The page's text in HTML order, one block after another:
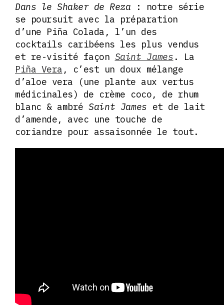
Dans le Shaker de Reza : notre série
se poursuit avec la préparation
d’une Piña Colada, l’un des
cocktails caribéens les plus vendus
et re-visité façon Saint James . La
Piña Vera , c’est un doux mélange
d’aloe vera (une plante aux vertus
médicinales) de crème coco, de rhum
blanc & ambré Saint James et de lait
d’amende, avec une touche de
coriandre pour assaisonnée le tout.